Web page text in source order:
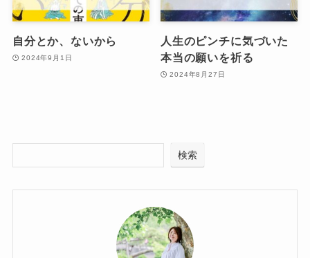
自分とか、ないから
2024年9月1日
人生のピンチに気づいた
本当の願いを祈る
2024年8月27日
検索